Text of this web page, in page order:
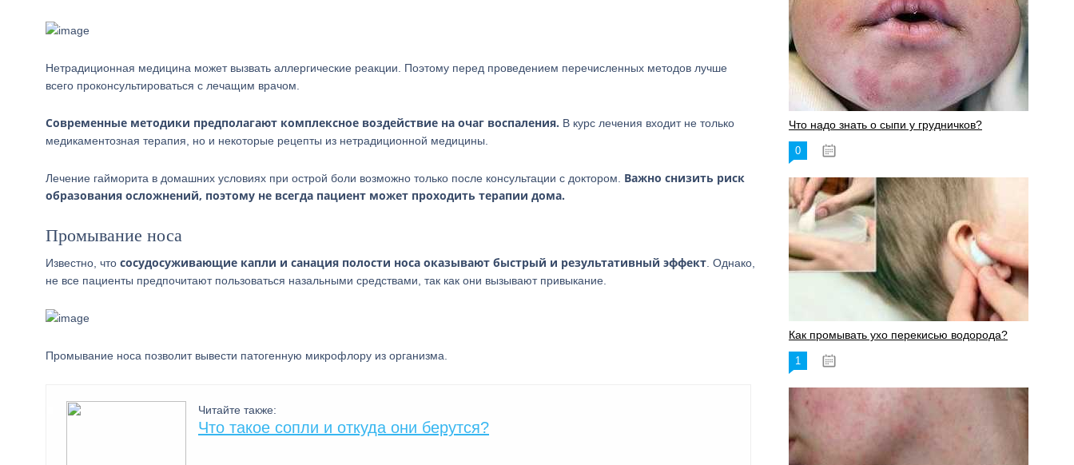
Нетрадиционная медицина может вызвать аллергические реакции. Поэтому перед проведением перечисленных методов лучше
всего проконсультироваться с лечащим врачом.
Современные методики предполагают комплексное воздействие на очаг воспаления. В курс лечения входит не только
медикаментозная терапия, но и некоторые рецепты из нетрадиционной медицины.
Лечение гайморита в домашних условиях при острой боли возможно только после консультации c доктором. Важно снизить риск
образования осложнений, поэтому не всегда пациент может проходить терапии дома.
Промывание носа
Известно, что сосудосуживающие капли и санация полости носа оказывают быстрый и результативный эффект . Однако,
не все пациенты предпочитают пользоваться назальными средствами, так как они вызывают привыкание.
Промывание носа позволит вывести патогенную микрофлору из организма.
Читайте также:
Что такое сопли и откуда они берутся?
Что надо знать о сыпи у грудничков?
0
Как промывать ухо перекисью водорода?
1